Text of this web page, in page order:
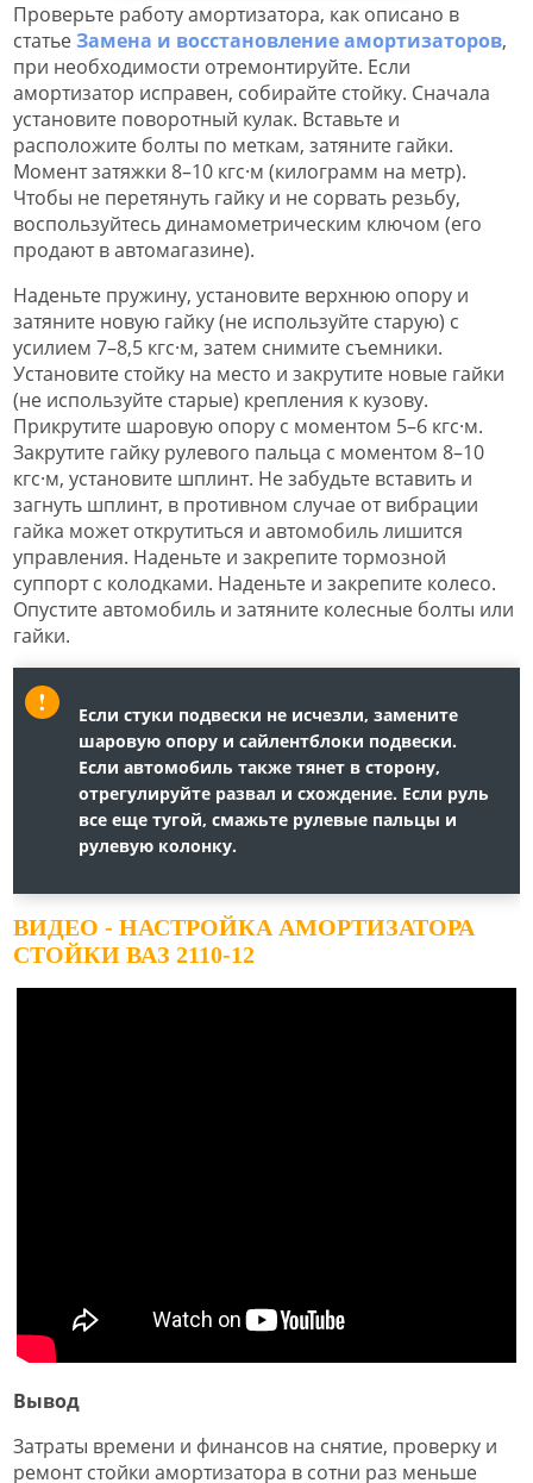
Проверьте работу амортизатора, как описано в
статьеЗамена и восстановление амортизаторов,
при необходимости отремонтируйте. Если
амортизатор исправен, собирайте стойку. Сначала
установите поворотный кулак. Вставьте и
расположите болты по меткам, затяните гайки.
Момент затяжки 8–10 кгс·м (килограмм на метр).
Чтобы не перетянуть гайку и не сорвать резьбу,
воспользуйтесь динамометрическим ключом (его
продают в автомагазине).
Наденьте пружину, установите верхнюю опору и
затяните новую гайку (не используйте старую) с
усилием 7–8,5 кгс·м, затем снимите съемники.
Установите стойку на место и закрутите новые гайки
(не используйте старые) крепления к кузову.
Прикрутите шаровую опору с моментом 5–6 кгс·м.
Закрутите гайку рулевого пальца с моментом 8–10
кгс·м, установите шплинт. Не забудьте вставить и
загнуть шплинт, в противном случае от вибрации
гайка может открутиться и автомобиль лишится
управления. Наденьте и закрепите тормозной
суппорт с колодками. Наденьте и закрепите колесо.
Опустите автомобиль и затяните колесные болты или
гайки.
Если стуки подвески не исчезли, замените
шаровую опору и сайлентблоки подвески.
Если автомобиль также тянет в сторону,
отрегулируйте развал и схождение. Если руль
все еще тугой, смажьте рулевые пальцы и
рулевую колонку.
ВИДЕО - НАСТРОЙКА АМОРТИЗАТОРА
СТОЙКИ ВАЗ 2110-12
Вывод
Затраты времени и финансов на снятие, проверку и
ремонт стойки амортизатора в сотни раз меньше